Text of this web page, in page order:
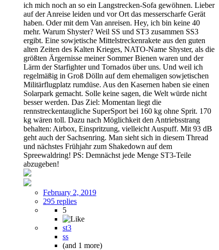
ich mich noch an so ein Langstrecken-Sofa gewöhnen. Lieber
auf der Anreise leiden und vor Ort das messerscharfe Gerät
haben. Oder mit dem Van anreisen. Hey, ich bin keine 40
mehr. Warum Shyster? Weil SS und ST3 zusammen SS3
ergibt. Eine sowjetische Mittelstreckenrakete aus den guten
alten Zeiten des Kalten Krieges, NATO-Name Shyster, als die
größten Ärgernisse meiner Sommer Bienen waren und der
Lärm der Starfighter und Tornados über uns. Und weil ich
regelmäßig in Groß Dölln auf dem ehemaligen sowjetischen
Militärflugplatz rumdüse. Aus den Kasernen haben sie einen
Solarpark gemacht. Solle keine sagen, die Welt würde nicht
besser werden. Das Ziel: Momentan liegt die
rennstreckentaugliche SuperSport bei 160 kg ohne Sprit. 170
kg wären toll. Dazu nach Möglichkeit den Antriebsstrang
behalten: Airbox, Einspritzung, vielleicht Auspuff. Mit 93 dB
geht auch der Sachsenring. Man sieht sich in diesem Thread
und nächstes Frühjahr zum Shakedown auf dem
Spreewaldring! PS: Demnächst jede Menge ST3-Teile
abzugeben!
February 2, 2019
295 replies
5
st3
ss
(and 1 more)